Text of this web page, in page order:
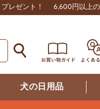
レゼント！ 6,600円以上
犬の日用品